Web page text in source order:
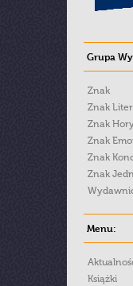
Grupa
Znak
Znak
Znak
Znak
Znak
Znak
Menu:
Książki